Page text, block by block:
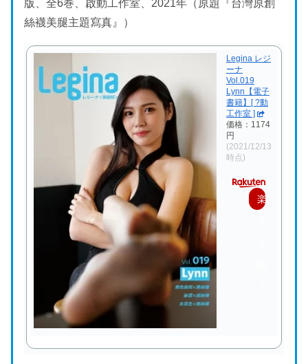
版、全6巻、啟動工作室、2021年（原題『台灣原創
絲襪美腿主題寫真』）
Legina レジ
ーナ
Vol.019
Lynn【電子
書籍】[ ?動
工作室 ]
価格：1174
円
(2021/12/13
時点)
楽